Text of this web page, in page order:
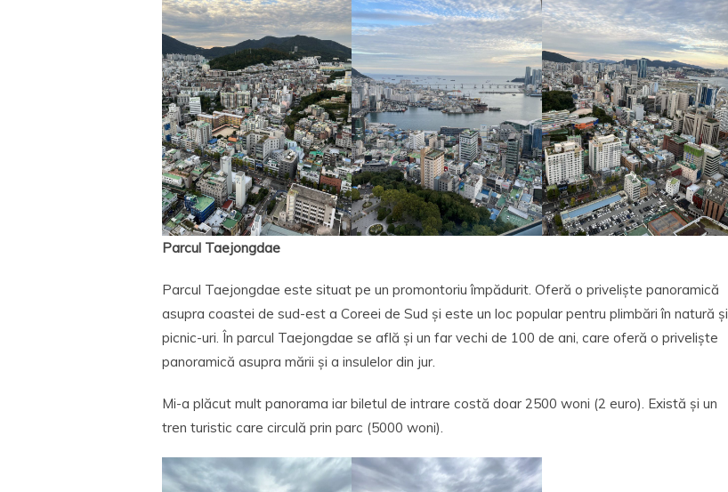
Parcul Taejongdae
Parcul Taejongdae este situat pe un promontoriu împădurit. Oferă o priveliște panoramică
asupra coastei de sud-est a Coreei de Sud și este un loc popular pentru plimbări în natură și
picnic-uri. În parcul Taejongdae se află și un far vechi de 100 de ani, care oferă o priveliște
panoramică asupra mării și a insulelor din jur.
Mi-a plăcut mult panorama iar biletul de intrare costă doar 2500 woni (2 euro). Există și un
tren turistic care circulă prin parc (5000 woni).